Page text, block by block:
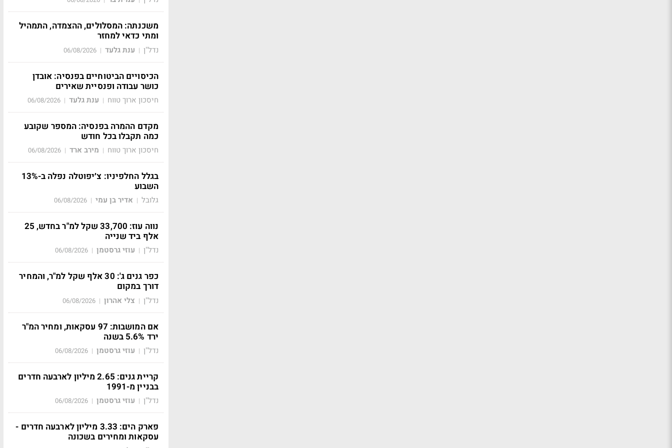
משכנתה: המסלולים, ההצמדה, התמהיל
ומתי כדאי למחזר
נדל"ן | ענת גלעד |
06/08/2026
הכיסויים הביטוחיים בפנסיה: אובדן
כושר עבודה ופנסיית שאירים
חיסכון ארוך טווח | ענת גלעד |
06/08/2026
מקדם ההמרה בפנסיה: המספר שקובע
כמה תקבלו בכל חודש
חיסכון ארוך טווח | מירב ארד |
06/08/2026
בגלל החלפיניו: צ׳יפוטלה נפלה ב-13%
השבוע
גלובל | אדיר בן עמי |
06/08/2026
נווה עוז: 33,700 שקל למ"ר בחדש, 25
אלף ביד שנייה
נדל"ן | עוזי גרסטמן |
06/08/2026
כפר גנים ג': 30 אלף שקל למ"ר, והמחיר
דורך במקום
נדל"ן | צלי אהרון |
06/08/2026
אם המושבות: 97 עסקאות, ומחיר המ"ר
ירד 5.6% בשנה
נדל"ן | עוזי גרסטמן |
06/08/2026
קריית גנים: 2.65 מיליון לארבעה חדרים
בבניין מ-1991
נדל"ן | עוזי גרסטמן |
06/08/2026
פארק הים: 3.33 מיליון לארבעה חדרים -
עסקאות ומחירים בשכונה